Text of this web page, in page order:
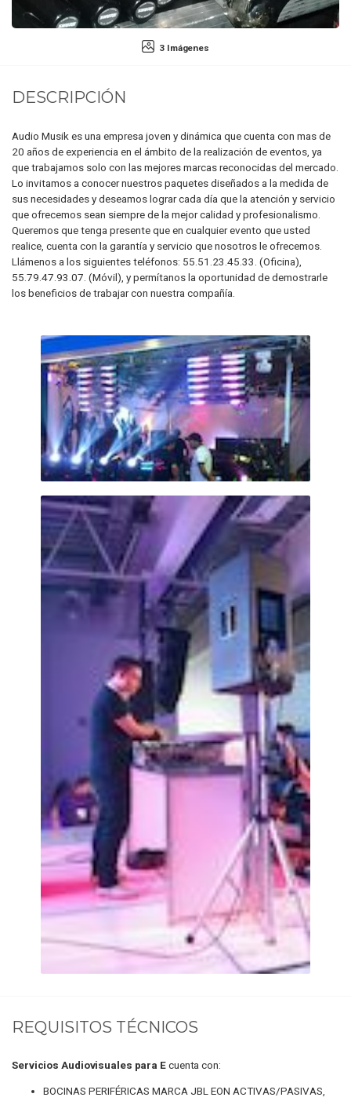
3 Imágenes
DESCRIPCIÓN
Audio Musik es una empresa joven y dinámica que cuenta con mas de
20 años de experiencia en el ámbito de la realización de eventos, ya
que trabajamos solo con las mejores marcas reconocidas del mercado.
Lo invitamos a conocer nuestros paquetes diseñados a la medida de
sus necesidades y deseamos lograr cada día que la atención y servicio
que ofrecemos sean siempre de la mejor calidad y profesionalismo.
Queremos que tenga presente que en cualquier evento que usted
realice, cuenta con la garantía y servicio que nosotros le ofrecemos.
Llámenos a los siguientes teléfonos: 55.51.23.45.33. (Oficina),
55.79.47.93.07. (Móvil), y permítanos la oportunidad de demostrarle
los beneficios de trabajar con nuestra compañía.
REQUISITOS TÉCNICOS
Servicios Audiovisuales para Ecuenta con:
BOCINAS PERIFÉRICAS MARCA JBL EON ACTIVAS/PASIVAS,